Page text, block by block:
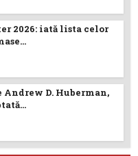
2026: iată lista celor
Andrew D. Huberman,